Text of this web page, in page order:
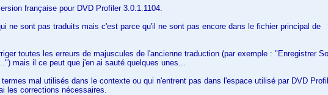
française pour DVD Profiler 3.0.1.1104.
ne sont pas traduits mais c'est parce qu'il ne sont pas encore dans le fichier principal de
toutes les erreurs de majuscules de l'ancienne traduction (par exemple : "Enregistrer
mais il ce peut que j'en ai sauté quelques unes...
mal utilisés dans le contexte ou qui n'entrent pas dans l'espace utilisé par DVD
les corrections nécessaires.